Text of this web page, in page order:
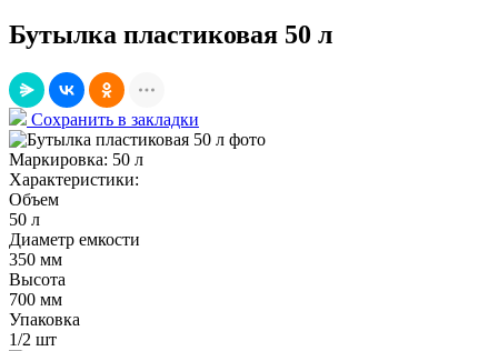
Бутылка пластиковая 50 л
Сохранить в закладки
Маркировка: 50 л
Характеристики:
Объем
50 л
Диаметр емкости
350 мм
Высота
700 мм
Упаковка
1/2 шт